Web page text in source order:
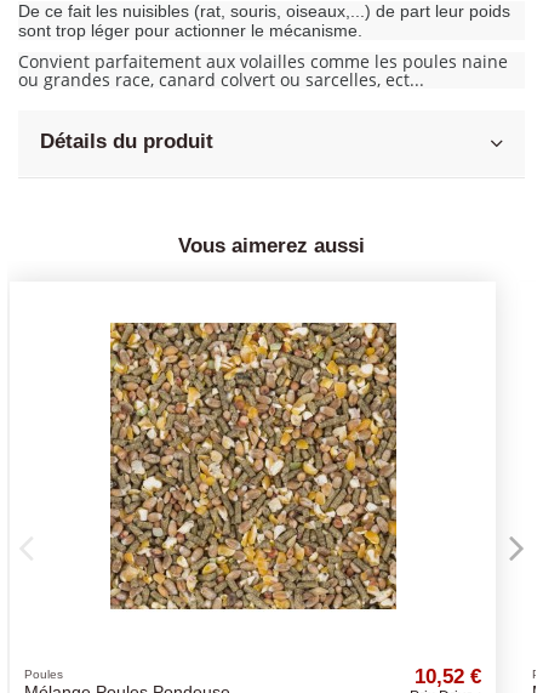
De ce fait les nuisibles (rat, souris, oiseaux,...) de part leur poids
sont trop léger pour actionner le mécanisme.
Convient parfaitement aux volailles comme les poules naine
ou grandes race, canard colvert ou sarcelles, ect...
Détails du produit
Vous aimerez aussi
10,52 €